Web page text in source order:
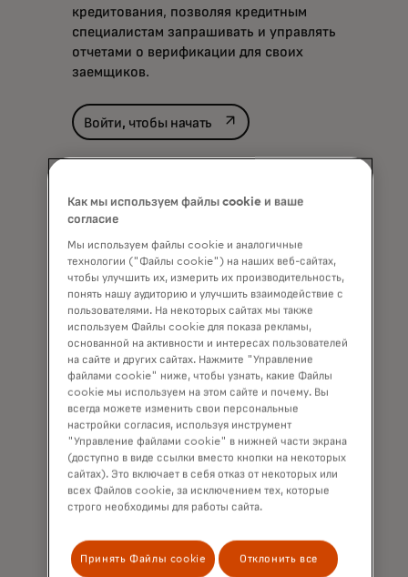
кредитования, позволяя кредитным
специалистам запрашивать и управлять
отчетами о верификации для своих
заемщиков.
Войти, чтобы начать opens in a new tab
Как это работает
Когда вы запрашиваете отчет о
верификации активов, доходов или
занятости, генерируется сообщение и
быстро и надёжно разрешил
использовать свои данные.
Как мы используем файлы cookie и ваше
согласие
Мы используем файлы cookie и аналогичные
технологии ("Файлы cookie") на наших веб-сайтах,
чтобы улучшить их, измерить их производительность,
понять нашу аудиторию и улучшить взаимодействие с
пользователями. На некоторых сайтах мы также
используем Файлы cookie для показа рекламы,
основанной на активности и интересах пользователей
на сайте и других сайтах. Нажмите "Управление
файлами cookie" ниже, чтобы узнать, какие Файлы
cookie мы используем на этом сайте и почему. Вы
всегда можете изменить свои персональные
настройки согласия, используя инструмент
"Управление файлами cookie" в нижней части экрана
(доступно в виде ссылки вместо кнопки на некоторых
сайтах). Это включает в себя отказ от некоторых или
всех Файлов cookie, за исключением тех, которые
строго необходимы для работы сайта.
Принять Файлы cookie Отклонить все